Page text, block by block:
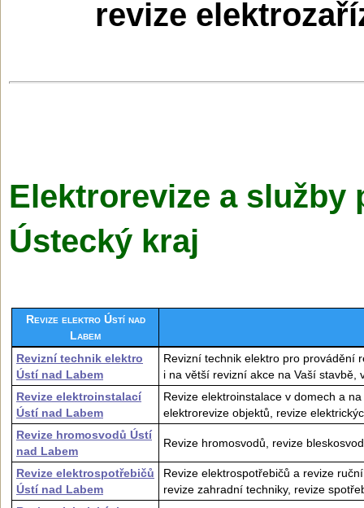
revize
Elektrorevize a služby
Ústecký kraj
Revize elektro Ústí nad
Labem
Revizní technik elektro
Ústí nad Labem
Revizní technik elektro pro provádění
i na větší revizní akce na Vaší stavbě,
Revize elektroinstalací
Ústí nad Labem
Revize elektroinstalace v domech a
elektrorevize objektů, revize
Revize hromosvodů Ústí
nad Labem
Revize hromosvodů, revize
Revize elektrospotřebičů
Ústí nad Labem
Revize elektrospotřebičů a revize
revize zahradní techniky, revize